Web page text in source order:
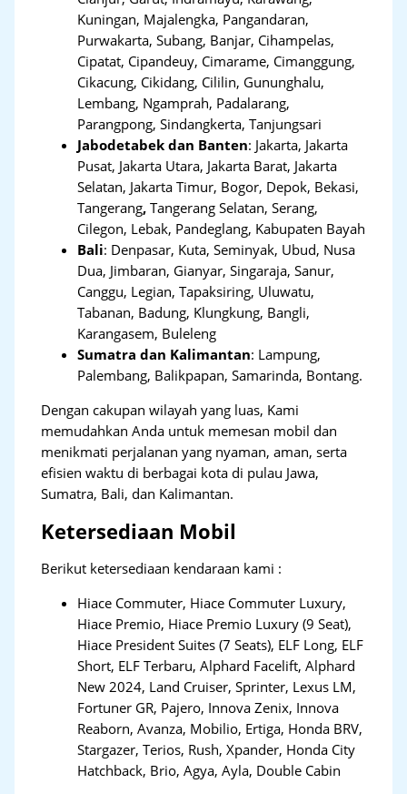
Kuningan, Majalengka, Pangandaran,
Purwakarta, Subang, Banjar, Cihampelas,
Cipatat, Cipandeuy, Cimarame, Cimanggung,
Cikacung, Cikidang, Cililin, Gununghalu,
Lembang, Ngamprah, Padalarang,
Parangpong, Sindangkerta, Tanjungsari
Jabodetabek dan Banten: Jakarta, Jakarta
Pusat, Jakarta Utara, Jakarta Barat, Jakarta
Selatan, Jakarta Timur, Bogor, Depok, Bekasi,
Tangerang,Tangerang Selatan, Serang,
Cilegon, Lebak, Pandeglang, Kabupaten Bayah
Bali: Denpasar, Kuta, Seminyak, Ubud, Nusa
Dua, Jimbaran, Gianyar, Singaraja, Sanur,
Canggu, Legian, Tapaksiring, Uluwatu,
Tabanan, Badung, Klungkung, Bangli,
Karangasem, Buleleng
Sumatra dan Kalimantan: Lampung,
Palembang, Balikpapan, Samarinda, Bontang.
Dengan cakupan wilayah yang luas, Kami
memudahkan Anda untuk memesan mobil dan
menikmati perjalanan yang nyaman, aman, serta
efisien waktu di berbagai kota di pulau Jawa,
Sumatra, Bali, dan Kalimantan.
Ketersediaan Mobil
Berikut ketersediaan kendaraan kami :
Hiace Commuter, Hiace Commuter Luxury,
Hiace Premio, Hiace Premio Luxury (9 Seat),
Hiace President Suites (7 Seats), ELF Long, ELF
Short, ELF Terbaru, Alphard Facelift, Alphard
New 2024, Land Cruiser, Sprinter, Lexus LM,
Fortuner GR, Pajero, Innova Zenix, Innova
Reaborn, Avanza, Mobilio, Ertiga, Honda BRV,
Stargazer, Terios, Rush, Xpander, Honda City
Hatchback, Brio, Agya, Ayla, Double Cabin